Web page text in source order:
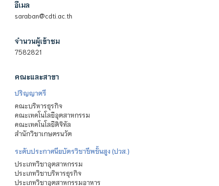
อีเมล
saraban@cdti.ac.th
จำนวนผู้เข้าชม
7582821
คณะและสาขา
ปริญญาตรี
คณะบริหารธุรกิจ
คณะเทคโนโลยีอุตสาหกรรม
คณะเทคโนโลยีดิจิทัล
สำนักวิชาเกษตรนวัต
ระดับประกาศนียบัตรวิชาชีพชั้นสูง (ปวส.)
ประเภทวิชาอุตสาหกรรม
ประเภทวิชาบริหารธุรกิจ
ประเภทวิชาอุตสาหกรรมอาหาร